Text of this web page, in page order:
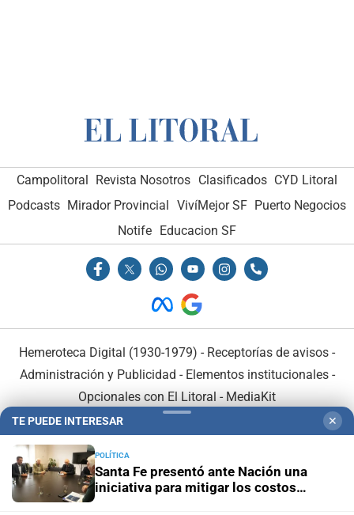
Campolitoral Revista Nosotros Clasificados CYD Litoral
Podcasts Mirador Provincial VivíMejor SF Puerto Negocios
Notife Educacion SF
Hemeroteca Digital (1930-1979) - Receptorías de avisos -
Administración y Publicidad - Elementos institucionales-
Opcionales con El Litoral - MediaKit
TE PUEDE INTERESAR ✕
POLÍTICA
Santa Fe presentó ante Nación una
iniciativa para mitigar los costos